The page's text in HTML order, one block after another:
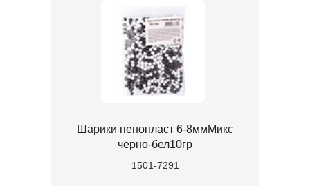
Шарики пенопласт 6-8ммМикс
черно-бел10гр
1501-7291